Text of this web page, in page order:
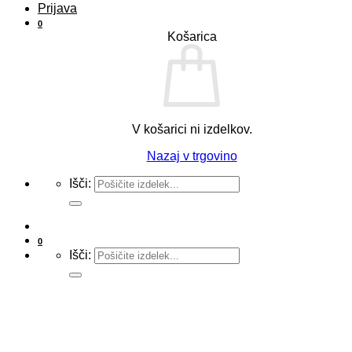
Prijava
0
Košarica
V košarici ni izdelkov.
Nazaj v trgovino
Išči:
0
Išči: